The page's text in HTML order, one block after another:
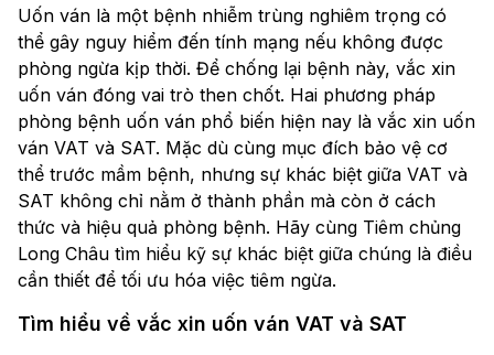
Uốn ván là một bệnh nhiễm trùng nghiêm trọng có
thể gây nguy hiểm đến tính mạng nếu không được
phòng ngừa kịp thời. Để chống lại bệnh này, vắc xin
uốn ván đóng vai trò then chốt. Hai phương pháp
phòng bệnh uốn ván phổ biến hiện nay là vắc xin uốn
ván VAT và SAT. Mặc dù cùng mục đích bảo vệ cơ
thể trước mầm bệnh, nhưng sự khác biệt giữa VAT và
SAT không chỉ nằm ở thành phần mà còn ở cách
thức và hiệu quả phòng bệnh. Hãy cùng Tiêm chủng
Long Châu tìm hiểu kỹ sự khác biệt giữa chúng là điều
cần thiết để tối ưu hóa việc tiêm ngừa.
Tìm hiểu về vắc xin uốn ván VAT và SAT